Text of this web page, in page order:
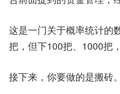
这是一门关于概率统计的
把，但下100把、1000把
接下来，你要做的是搬砖。